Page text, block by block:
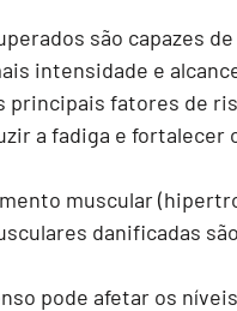
são capazes
intensidade e
principais fatores de
a fadiga e
muscular
danificadas
pode afetar os